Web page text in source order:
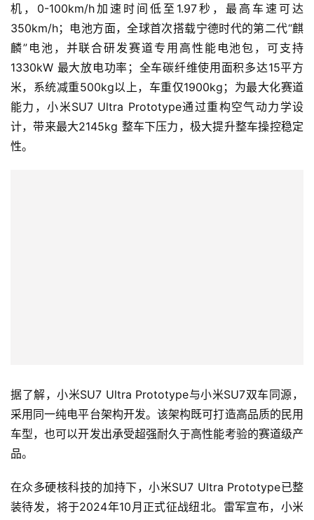
机，0-100km/h加速时间低至1.97秒，最高车速可达
350km/h；电池方面，全球首次搭载宁德时代的第二代“麒
麟”电池，并联合研发赛道专用高性能电池包，可支持
1330kW 最大放电功率；全车碳纤维使用面积多达15平方
米，系统减重500kg以上，车重仅1900kg；为最大化赛道
能力，小米SU7 Ultra Prototype通过重构空气动力学设
计，带来最大2145kg 整车下压力，极大提升整车操控稳定
性。
据了解，小米SU7 Ultra Prototype与小米SU7双车同源，
采用同一纯电平台架构开发。该架构既可打造高品质的民用
车型，也可以开发出承受超强耐久于高性能考验的赛道级产
品。
在众多硬核科技的加持下，小米SU7 Ultra Prototype已整
装待发，将于2024年10月正式征战纽北。雷军宣布，小米